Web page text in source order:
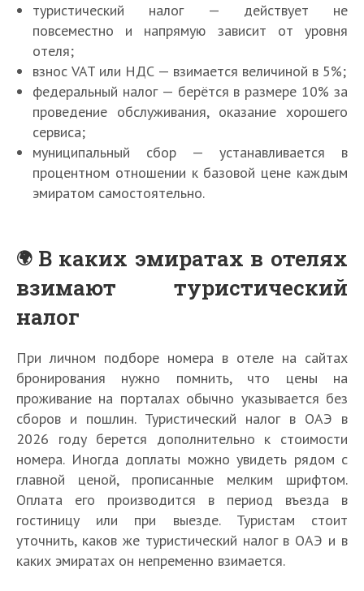
туристический налог — действует не
повсеместно и напрямую зависит от уровня
отеля;
взнос VAT или НДС — взимается величиной в 5%;
федеральный налог — берётся в размере 10% за
проведение обслуживания, оказание хорошего
сервиса;
муниципальный сбор — устанавливается в
процентном отношении к базовой цене каждым
эмиратом самостоятельно.
В каких эмиратах в отелях
взимают туристический
налог
При личном подборе номера в отеле на сайтах
бронирования нужно помнить, что цены на
проживание на порталах обычно указывается без
сборов и пошлин. Туристический налог в ОАЭ в
2026 году берется дополнительно к стоимости
номера. Иногда доплаты можно увидеть рядом с
главной ценой, прописанные мелким шрифтом.
Оплата его производится в период въезда в
гостиницу или при выезде. Туристам стоит
уточнить, каков же туристический налог в ОАЭ и в
каких эмиратах он непременно взимается.